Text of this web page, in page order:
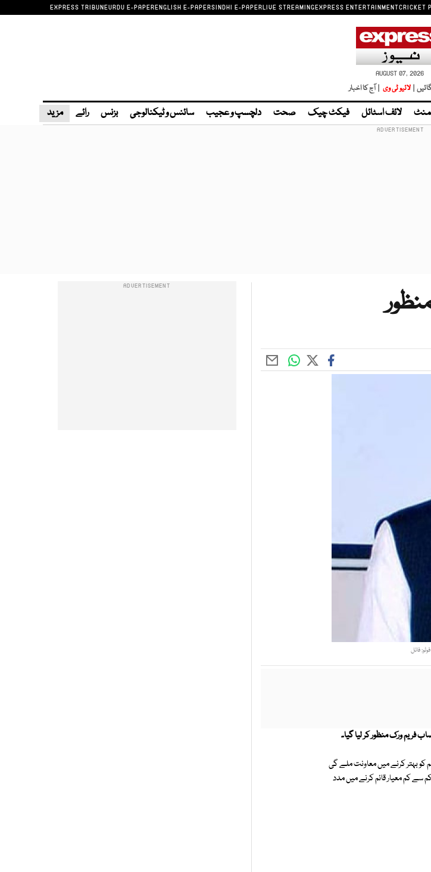
EXPRESS TRIBUNEURDU E-PAPERENGLISH E-PAPERSINDHI E-PAPERLIVE STREAMINGEXPRESS ENTERTAINMENTCRICKET
AUGUST 07, 2026
| لائیو ٹی وی | آج کا اخبار
لائف اسٹائل فیکٹ چیک صحت دلچسپ و عجیب سائنس و ٹیکنالوجی بزنس رائے مزید
فائل
فریم ورک منظور کر لیا گیا۔
بہتر کرنے میں معاونت ملے گی
کم معیار قائم کرنے میں مدد